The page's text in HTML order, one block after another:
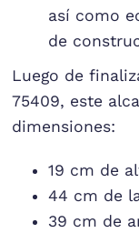
así como
de
Luego de
75409, este
dimensiones:
19 cm de
44 cm de
39 cm de